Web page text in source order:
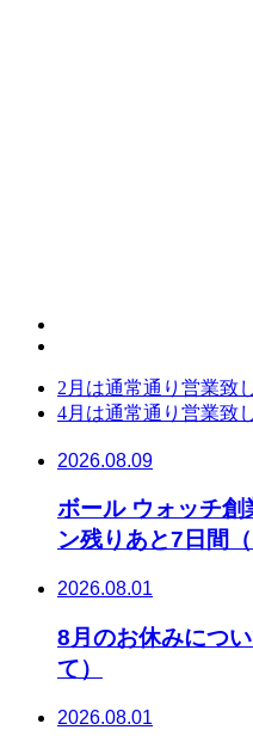
2月は通常通り営業致
4月は通常通り営業致
2026.08.09
ボール ウォッチ
ン残りあと7日間
2026.08.01
8月のお休みにつ
て）
2026.08.01